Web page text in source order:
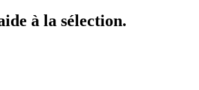
à la sélection.